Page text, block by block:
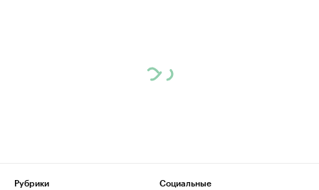
Рубрики
Социальные